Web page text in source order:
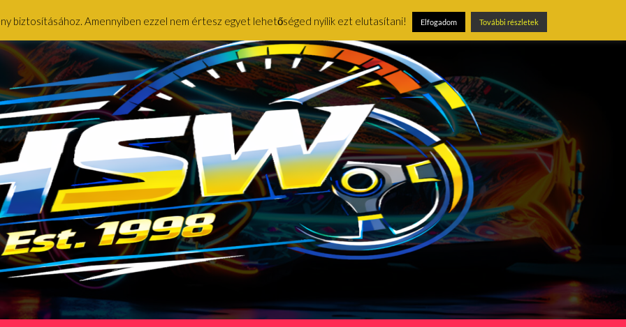
biztosításához. Amennyiben ezzel nem értesz egyet lehetőséged nyílik ezt elutasítani! Elfogadom További részletek